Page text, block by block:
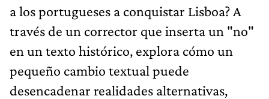
a los portugueses a conquistar Lisboa? A
través de un corrector que inserta un "no"
en un texto histórico, explora cómo un
pequeño cambio textual puede
desencadenar realidades alternativas,